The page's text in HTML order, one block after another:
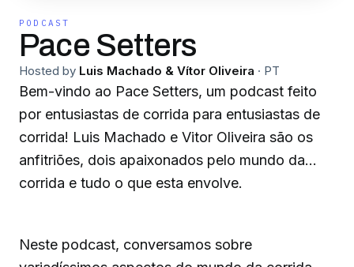
PODCAST
Pace Setters
Hosted by Luis Machado & Vítor Oliveira · PT
Bem-vindo ao Pace Setters, um podcast feito
por entusiastas de corrida para entusiastas de
corrida! Luis Machado e Vitor Oliveira são os
anfitriões, dois apaixonados pelo mundo da
corrida e tudo o que esta envolve.
Neste podcast, conversamos sobre